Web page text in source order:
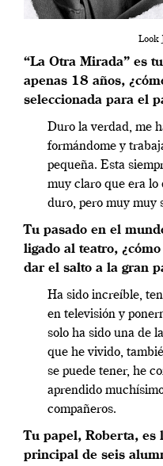
Look
“La Otra Mirada” es
apenas 18 años,
seleccionada para el
Duro la verdad, me
formándome y
pequeña. Esta
muy claro que era lo
duro, pero muy muy
Tu pasado en el
ligado al teatro,
dar el salto a la gran
Ha sido increíble,
en televisión y
solo ha sido una de
que he vivido,
se puede tener, he
aprendido
compañeros.
Tu papel, Roberta,
principal de seis